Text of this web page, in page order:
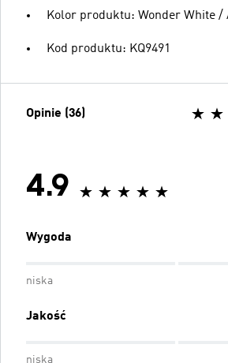
Kolor produktu: Wonder White /
Kod produktu: KQ9491
Opinie (36)
4.9
Wygoda
niska
Jakość
niska